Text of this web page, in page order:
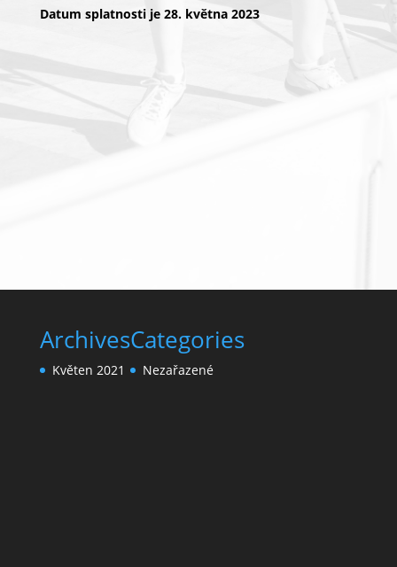
Datum splatnosti je 28. května 2023
Archives
Květen 2021
Categories
Nezařazené